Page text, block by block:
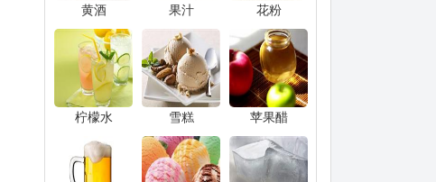
黄酒 果汁 花粉
柠檬水 雪糕 苹果醋